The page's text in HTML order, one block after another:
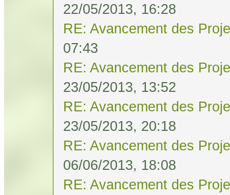
22/05/2013, 16:28
RE: Avancement des
07:43
RE: Avancement des
23/05/2013, 13:52
RE: Avancement des
23/05/2013, 20:18
RE: Avancement des
06/06/2013, 18:08
RE: Avancement des